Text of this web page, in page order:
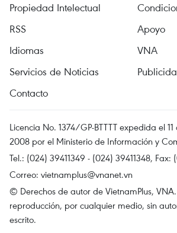
Propiedad Intelectual
RSS
Apoyo
Idiomas
VNA
Servicios de Noticias
Contacto
Licencia No. 1374/GP-BTTTT expedida el
2008 por el Ministerio de Información y
Tel.: (024) 39411349 - (024) 39411348, Fax:
Correo: vietnamplus@vnanet.vn
© Derechos de autor de VietnamPlus,
reproducción, por cualquier medio, sin
escrito.